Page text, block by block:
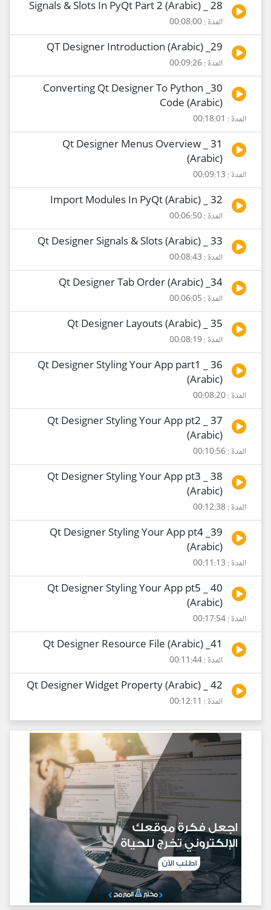
28 _ Signals & Slots In PyQt Part 2 (Arabic)
المدة : 00:08:00
29_ QT Designer Introduction (Arabic)
المدة : 00:09:26
30_ Converting Qt Designer To Python
Code (Arabic)
المدة : 00:18:01
31 _ Qt Designer Menus Overview
(Arabic)
المدة : 00:09:13
32 _ Import Modules In PyQt (Arabic)
المدة : 00:06:50
33 _ Qt Designer Signals & Slots (Arabic)
المدة : 00:08:43
34_ Qt Designer Tab Order (Arabic)
المدة : 00:06:05
35 _ Qt Designer Layouts (Arabic)
المدة : 00:08:19
36 _ Qt Designer Styling Your App part1
(Arabic)
المدة : 00:08:20
37 _ Qt Designer Styling Your App pt2
(Arabic)
المدة : 00:10:56
38 _ Qt Designer Styling Your App pt3
(Arabic)
المدة : 00:12:38
39_ Qt Designer Styling Your App pt4
(Arabic)
المدة : 00:11:13
40 _ Qt Designer Styling Your App pt5
(Arabic)
المدة : 00:17:54
41_ Qt Designer Resource File (Arabic)
المدة : 00:11:44
42 _ Qt Designer Widget Property (Arabic)
المدة : 00:12:11